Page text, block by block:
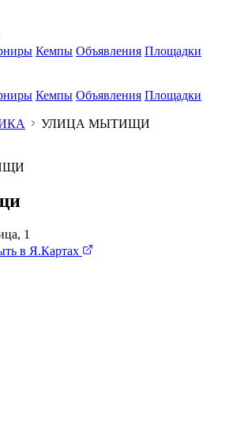
Кемпы Объявления Площадки
Кемпы Объявления Площадки
УЛИЦА МЫТИЩИ
1
в Я.Картах